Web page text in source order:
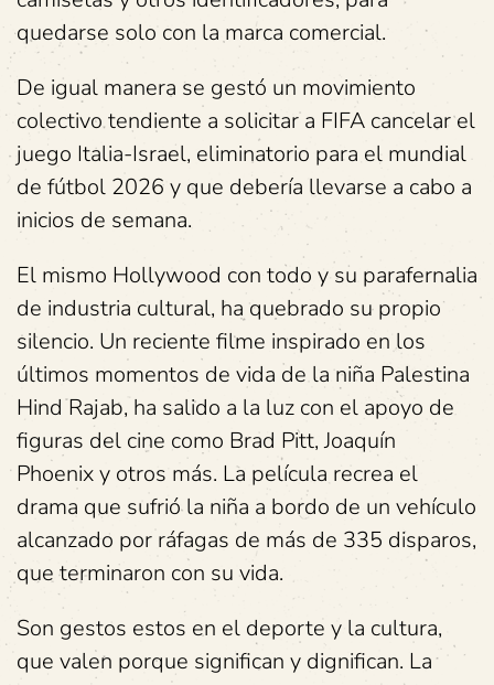
quedarse solo con la marca comercial.
De igual manera se gestó un movimiento
colectivo tendiente a solicitar a FIFA cancelar el
juego Italia-Israel, eliminatorio para el mundial
de fútbol 2026 y que debería llevarse a cabo a
inicios de semana.
El mismo Hollywood con todo y su parafernalia
de industria cultural, ha quebrado su propio
silencio. Un reciente filme inspirado en los
últimos momentos de vida de la niña Palestina
Hind Rajab, ha salido a la luz con el apoyo de
figuras del cine como Brad Pitt, Joaquín
Phoenix y otros más. La película recrea el
drama que sufrió la niña a bordo de un vehículo
alcanzado por ráfagas de más de 335 disparos,
que terminaron con su vida.
Son gestos estos en el deporte y la cultura,
que valen porque significan y dignifican. La